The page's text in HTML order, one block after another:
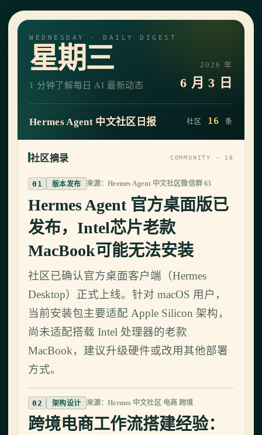
WEDNESDAY · DAILY DIGEST
星期三
1 分钟了解每日 AI 最新动态
2026 年
6 月 3 日
Hermes Agent 中文社区日报 社区 16 条
社区摘录 COMMUNITY · 16
01 版本发布 来源：Hermes Agent 中文社区微信群 63
Hermes Agent 官方桌面版已
发布，Intel芯片老款
MacBook可能无法安装
社区已确认官方桌面客户端（Hermes
Desktop）正式上线。针对 macOS 用户，
当前安装包主要适配 Apple Silicon 架构，
尚未适配搭载 Intel 处理器的老款
MacBook，建议升级硬件或改用其他部署
方式。
02 架构设计 来源：Hermes 中文社区 电商 跨境
跨境电商工作流搭建经验：